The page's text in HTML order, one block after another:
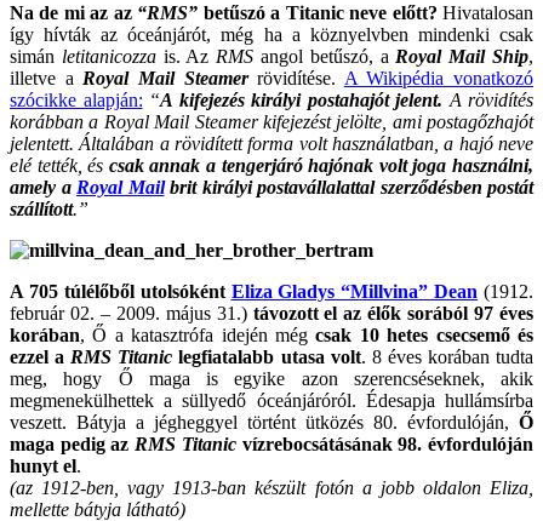
Na de mi az az “RMS” betűszó a Titanic neve előtt? Hivatalosan
így hívták az óceánjárót, még ha a köznyelvben mindenki csak
simán letitanicozzais. Az RMS angol betűszó, a Royal Mail Ship,
illetve a Royal Mail Steamerrövidítése. A Wikipédia vonatkozó
szócikke alapján: “A kifejezés királyi postahajót jelent. A rövidítés
korábban a Royal Mail Steamer kifejezést jelölte, ami postagőzhajót
jelentett. Általában a rövidített forma volt használatban, a hajó neve
elé tették, és csak annak a tengerjáró hajónak volt joga használni,
amely a Royal Mailbrit királyi postavállalattal szerződésben postát
szállított.”
A 705 túlélőből utolsóként Eliza Gladys “Millvina” Dean (1912.
február 02. – 2009. május 31.) távozott el az élők sorából 97 éves
korában, Ő a katasztrófa idején mégcsak 10 hetes csecsemő és
ezzel a RMS Titanic legfiatalabb utasa volt. 8 éves korában tudta
meg, hogy Ő maga is egyike azon szerencséseknek, akik
megmenekülhettek a süllyedő óceánjáróról. Édesapja hullámsírba
veszett. Bátyja a jégheggyel történt ütközés 80. évfordulóján, Ő
maga pedig az RMS Titanicvízrebocsátásának 98. évfordulóján
hunyt el.
(az 1912-ben, vagy 1913-ban készült fotón a jobb oldalon Eliza,
mellette bátyja látható)